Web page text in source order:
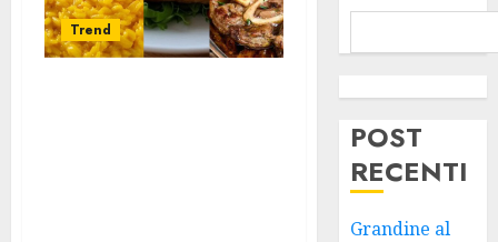
Trend
POST
RECENTI
Grandine al